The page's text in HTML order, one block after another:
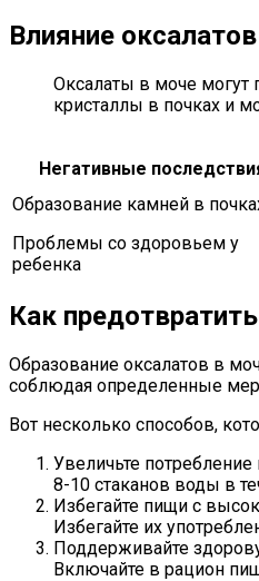
Влияние
Оксалаты в моче могут
кристаллы в почках и
Негативные
Образование камней в
Проблемы со здоровьем у
ребенка
Как
Образование оксалатов в
соблюдая определенные
Вот несколько способов,
Увеличьте
8-10 стаканов воды в
Избегайте пищи с
Избегайте их
Поддерживайте
Включайте в рацион